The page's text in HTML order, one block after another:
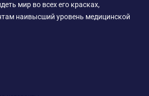
мир во всех его красках,
наивысший уровень медицинской